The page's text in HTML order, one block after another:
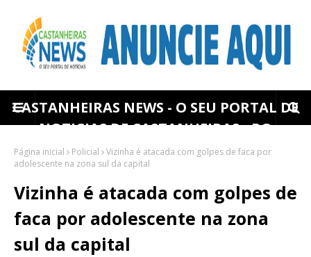
CASTANHEIRAS NEWS - O SEU PORTAL DE
NOTICIAS DE CASTANHEIRAS - RO
Página inicial Policial
Vizinha é atacada com golpes de faca por
adolescente na zona sul da capital
Vizinha é atacada com golpes de
faca por adolescente na zona
sul da capital